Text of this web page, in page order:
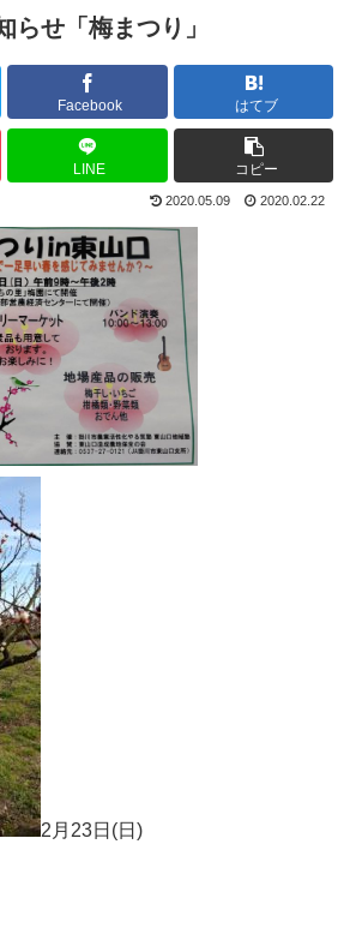
らせ「梅まつり」
Facebook はてブ
LINE コピー
2020.05.09 2020.02.22
2月23日(日)